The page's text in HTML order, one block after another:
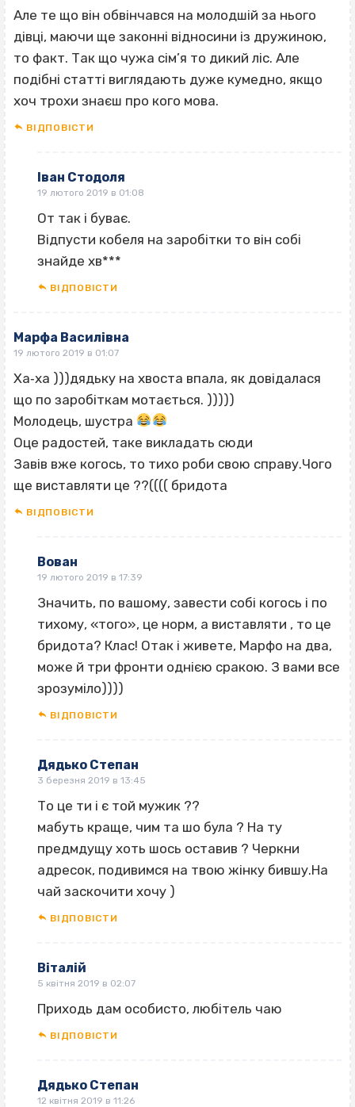
Але те що він обвінчався на молодшій за нього
дівці, маючи ще законні відносини із дружиною,
то факт. Так що чужа сім’я то дикий ліс. Але
подібні статті виглядають дуже кумедно, якщо
хоч трохи знаєш про кого мова.
ВІДПОВІCТИ
Іван Стодоля
19 лютого 2019 в 01:08
От так і буває.
Відпусти кобеля на заробітки то він собі
знайде хв***
ВІДПОВІCТИ
Марфа Василівна
19 лютого 2019 в 01:07
Ха‐ха )))дядьку на хвоста впала, як довідалася
що по заробіткам мотається. )))))
Молодець, шустра
Оце радостей, таке викладать сюди
Завів вже когось, то тихо роби свою справу.Чого
ще виставляти це ??(((( бридота
ВІДПОВІCТИ
Вован
19 лютого 2019 в 17:39
Значить, по вашому, завести собі когось і по
тихому, «того», це норм, а виставляти , то це
бридота? Клас! Отак і живете, Марфо на два,
може й три фронти однією сракою. З вами все
зрозуміло))))
ВІДПОВІCТИ
Дядько Степан
3 березня 2019 в 13:45
То це ти і є той мужик ??
мабуть краще, чим та шо була ? На ту
предмдущу хоть шось оставив ? Черкни
адресок, подивимся на твою жінку бившу.На
чай заскочити хочу )
ВІДПОВІCТИ
Віталій
5 квітня 2019 в 02:07
Приходь дам особисто, любітель чаю
ВІДПОВІCТИ
Дядько Степан
12 квітня 2019 в 11:26